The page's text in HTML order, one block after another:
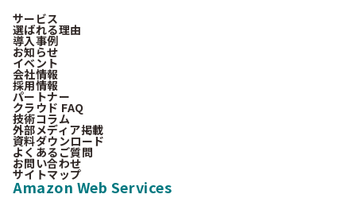
サービス
選ばれる理由
導入事例
お知らせ
イベント
会社情報
採用情報
パートナー
クラウド FAQ
技術コラム
外部メディア掲載
資料ダウンロード
よくあるご質問
お問い合わせ
サイトマップ
Amazon Web Services